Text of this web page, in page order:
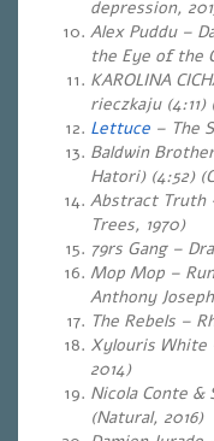
depression,
Alex Puddu –
the Eye of the
KAROLINA
rieczkaju (4:11)
Lettuce – The
Baldwin
Hatori) (4:52)
Abstract Truth
Trees, 1970)
79rs Gang –
Mop Mop –
Anthony
The Rebels –
Xylouris White
2014)
Nicola Conte &
(Natural, 2016)